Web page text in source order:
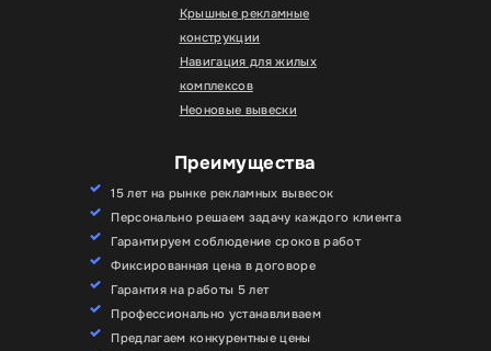
Крышные рекламные
конструкции
Навигация для жилых
комплексов
Неоновые вывески
Преимущества
15 лет на рынке рекламных вывесок
Персонально решаем задачу каждого клиента
Гарантируем соблюдение сроков работ
Фиксированная цена в договоре
Гарантия на работы 5 лет
Профессионально устанавливаем
Предлагаем конкурентные цены